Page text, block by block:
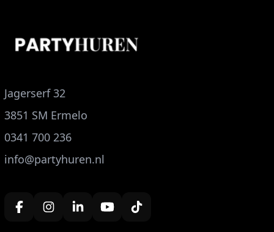
Jagerserf 32
3851 SM Ermelo
0341 700 236
info@partyhuren.nl